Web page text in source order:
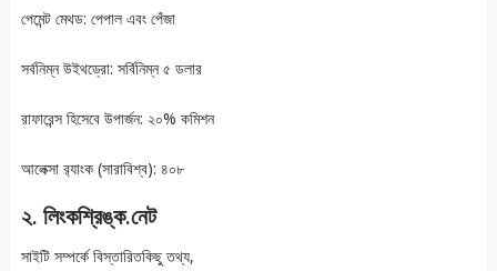
পেমেন্ট মেথড: পেপাল এবং পেঁজা
সর্বনিম্ন উইথড্রো: সর্বিনিম্ন ৫ ডলার
রাফারেন্স হিসেবে উপার্জন: ২০% কমিশন
আলেক্সা র‍্যাংক (সারাবিশ্ব): ৪০৮
২. লিংকশ্রিঙ্ক.নেট
সাইটি সম্পর্কে বিস্তারিতকিছু তথ্য,